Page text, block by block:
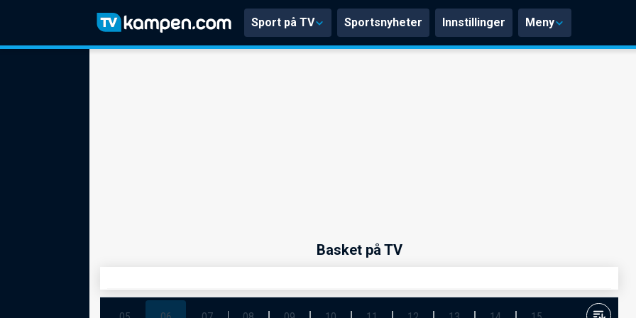
Sport på TV Sportsnyheter Innstillinger Meny
Basket på TV